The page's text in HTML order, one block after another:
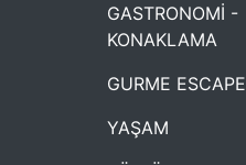
GASTRONOMİ -
KONAKLAMA
GURME ESCAPE
YAŞAM